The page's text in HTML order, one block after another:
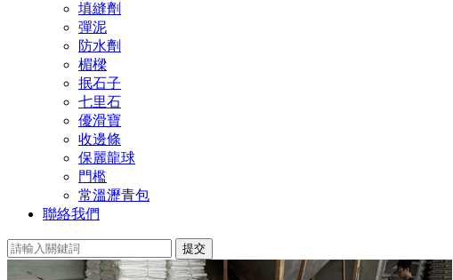
填縫劑
彈泥
防水劑
楣樑
抿石子
七里石
優滑寶
收邊條
保麗龍球
門檻
常溫瀝青包
聯絡我們
提交